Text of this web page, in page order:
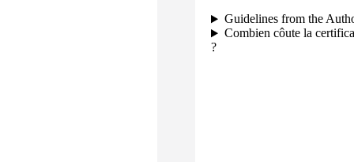
Guidelines from the
Combien côute la
?